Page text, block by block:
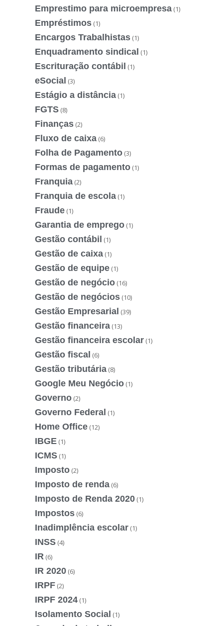
Emprestimo para microempresa (1)
Empréstimos (1)
Encargos Trabalhistas (1)
Enquadramento sindical (1)
Escrituração contábil (1)
eSocial (3)
Estágio a distância (1)
FGTS (8)
Finanças (2)
Fluxo de caixa (6)
Folha de Pagamento (3)
Formas de pagamento (1)
Franquia (2)
Franquia de escola (1)
Fraude (1)
Garantia de emprego (1)
Gestão contábil (1)
Gestão de caixa (1)
Gestão de equipe (1)
Gestão de negócio (16)
Gestão de negócios (10)
Gestão Empresarial (39)
Gestão financeira (13)
Gestão financeira escolar (1)
Gestão fiscal (6)
Gestão tributária (8)
Google Meu Negócio (1)
Governo (2)
Governo Federal (1)
Home Office (12)
IBGE (1)
ICMS (1)
Imposto (2)
Imposto de renda (6)
Imposto de Renda 2020 (1)
Impostos (6)
Inadimplência escolar (1)
INSS (4)
IR (6)
IR 2020 (6)
IRPF (2)
IRPF 2024 (1)
Isolamento Social (1)